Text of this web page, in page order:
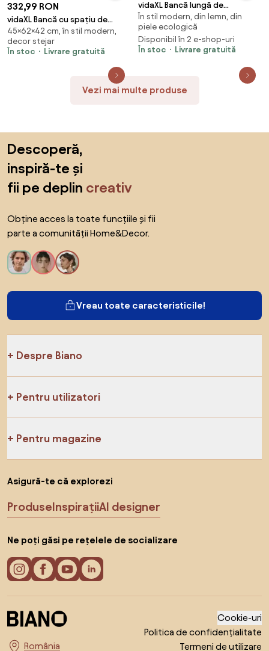
332,99 RON
vidaXL Bancă cu spațiu de
depozitare Stejar negru 62 x
42 x 45 cm
45×62×42 cm, în stil modern,
decor stejar
În stoc
Livrare gratuită
vidaXL Bancă lungă de
depozitare, alb, lemn
În stil modern, din lemn, din
piele ecologică
Disponibil în 2 e-shop-uri
În stoc
Livrare gratuită
Vezi mai multe produse
Descoperă,
inspiră-te și
fii pe deplin creativ
Obține acces la toate funcțiile și fii
parte a comunității Home&Decor.
Vreau toate caracteristicile!
Despre Biano
Pentru utilizatori
Pentru magazine
Asigură-te că explorezi
ProduseInspirațiiAI designer
Ne poți găsi pe rețelele de socializare
Cookie-uri
Politica de confidențialitate
Termeni de utilizare